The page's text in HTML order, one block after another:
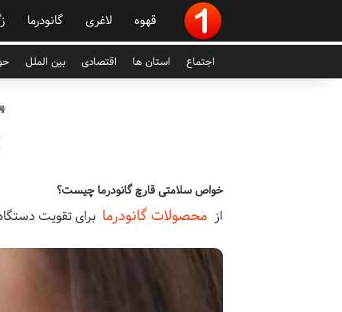
قهوه لاغری گانودرما
اجتماع استان ها اقتصادی بین الملل
خواص سلامتی قارچ گانودرما چیست؟
از محصولات گانودرما برای تقویت